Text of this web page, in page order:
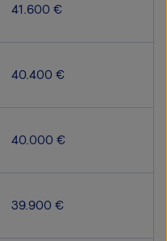
41.600 €
40.400 €
40.000 €
39.900 €